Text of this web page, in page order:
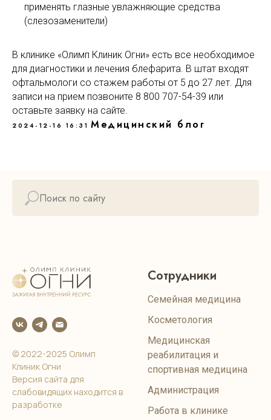
применять глазные увлажняющие средства
(слезозаменители)
В клинике «Олимп Клиник Огни» есть все необходимое
для диагностики и лечения блефарита. В штат входят
офтальмологи со стажем работы от 5 до 27 лет. Для
записи на прием позвоните 8 800 707-54-39 или
оставьте заявку на сайте.
2024-12-16 16:31 Медицинский блог
© 2022-2025 Олимп
Клиник Огни
Версия сайта для
слабовидящих находится в
разработке
Сотрудники
Семейная медицина
Косметология
Медицинская
реабилитация и
спортивная медицина
Администрация
Работа в клинике